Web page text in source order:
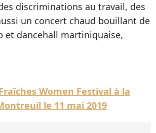
discriminations au travail, des
un concert chaud bouillant de
et dancehall martiniquaise,
Women Festival à la
le 11 mai 2019